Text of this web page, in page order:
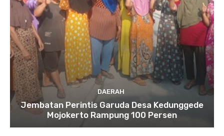
DAERAH
Jembatan Perintis Garuda Desa Kedunggede
Mojokerto Rampung 100 Persen